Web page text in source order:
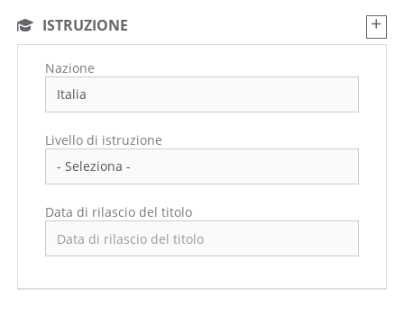
ISTRUZIONE
Nazione
Livello di istruzione
Data di rilascio del titolo